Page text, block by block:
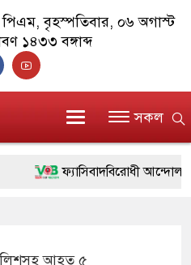
, বৃহস্পতিবার, ০৬ অগাস্ট
১৪৩৩ বঙ্গাব্দ
সকল
ফ্যাসিবাদবিরোধী আন্দোলনে
আহত ৫